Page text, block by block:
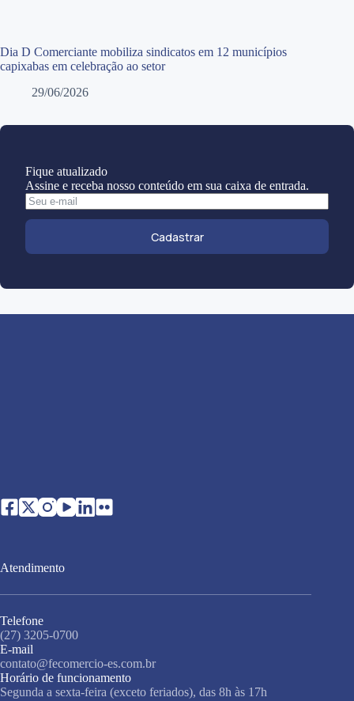
Dia D Comerciante mobiliza sindicatos em 12 municípios
capixabas em celebração ao setor
29/06/2026
Fique atualizado
Assine e receba nosso conteúdo em sua caixa de entrada.
Cadastrar
Atendimento
Telefone
(27) 3205-0700
E-mail
contato@fecomercio-es.com.br
Horário de funcionamento
Segunda a sexta-feira (exceto feriados), das 8h às 17h